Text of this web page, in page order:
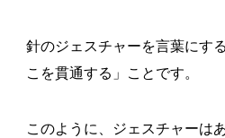
針のジェスチャーを言葉にす
こを貫通する」ことです。
このように、ジェスチャーは